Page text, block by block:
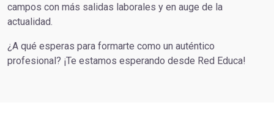
campos con más salidas laborales y en auge de la
actualidad.
¿A qué esperas para formarte como un auténtico
profesional? ¡Te estamos esperando desde Red Educa!